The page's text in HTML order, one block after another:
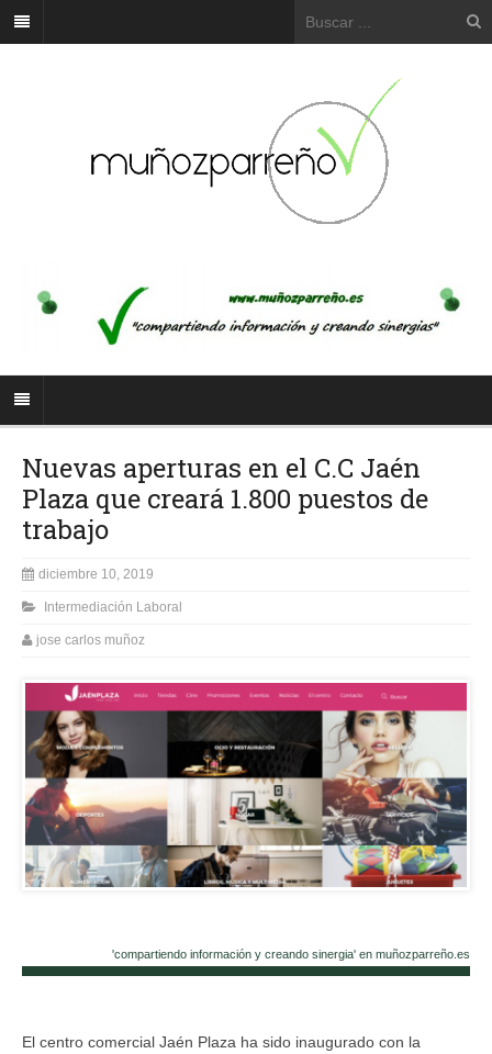
Nuevas aperturas en el C.C Jaén
Plaza que creará 1.800 puestos de
trabajo
diciembre 10, 2019
Intermediación Laboral
jose carlos muñoz
'compartiendo información y creando sinergia' en muñozparreño.es
El centro comercial Jaén Plaza ha sido inaugurado con la